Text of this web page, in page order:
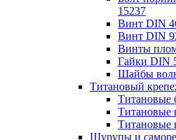
15237
Винт DIN
Винт DIN
Винты
Гайки DIN
Шайбы
Титановый
Титановые
Титановые
Титановые
Шурупы и